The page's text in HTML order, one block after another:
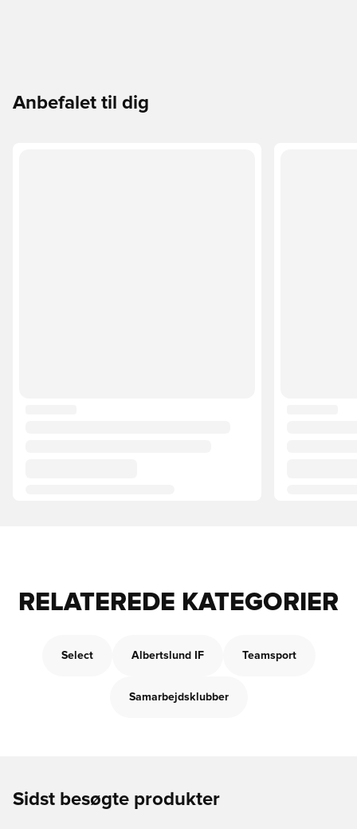
Anbefalet til dig
RELATEREDE KATEGORIER
Select Albertslund IF Teamsport
Samarbejdsklubber
Sidst besøgte produkter